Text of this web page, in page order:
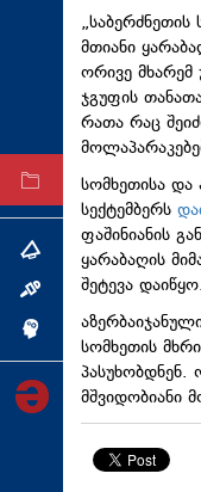
სპორტი
ტექნოლოგიები
ტაბლოიდი
არქივი
ინტერვიუ
ინქვიზიცია
მთიანი
ორივე მხარემ
ჯგუფის
რათა რაც
სომხეთისა და
სექტემბერს
ფაშინიანის
ყარაბაღის
შეტევა დაიწყო.
სომხეთის
პასუხობდნენ.
მშვიდობიანი